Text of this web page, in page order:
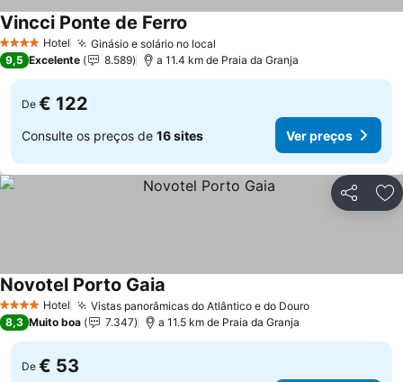
4 EstrelasHotel Ginásio e solário no local
Vincci Ponte de Ferro
9,5 Excelente 8.589 a 11.4 km de Praia da Granja
De € 122
Consulte os preços de 16 sites Ver preços
Partilhar
4 EstrelasHotel Vistas panorâmicas do Atlântico e do DouroVer preços
Novotel Porto Gaia
8,3 Muito boa 7.347 a 11.5 km de Praia da Granja
De € 53